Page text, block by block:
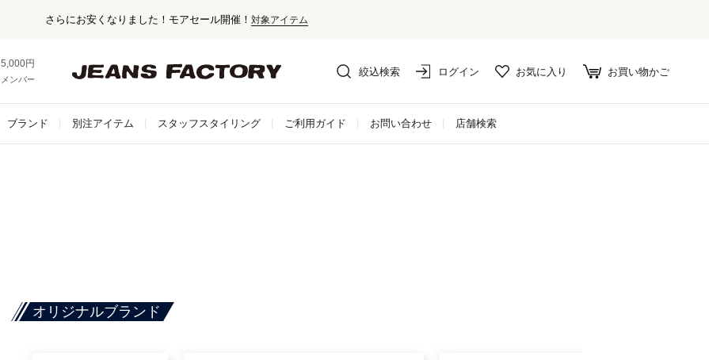
さらにお安くなりました！モアセール開催！ 対象アイテム
5,000円以上お買い上げで送料無料！
メンバー登録でお得な情報をゲット。さらに詳しく
絞込検索 ログイン お気に入り お買い物かご
ブランド 別注アイテム スタッフスタイリング ご利用ガイド お問い合わせ 店舗検索
オリジナルブランド